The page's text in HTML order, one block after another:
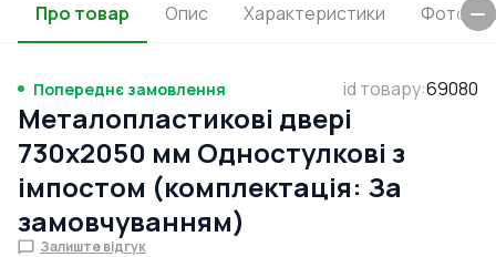
Про товар Опис Характеристики Фото та
Попереднє замовлення id товару:69080
Металопластикові двері
730x2050 мм Одностулкові з
імпостом (комплектація: За
замовчуванням)
Залиште відгук